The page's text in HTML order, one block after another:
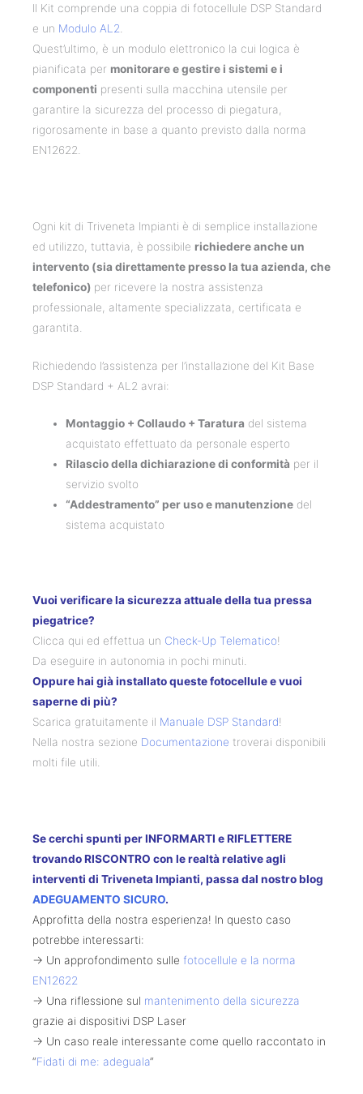
Il Kit comprende una coppia di fotocellule DSP Standard
e un Modulo AL2
Quest’ultimo, è un modulo elettronico la cui logica è
pianificata per monitorare e gestire i sistemi e i
componenti presenti sulla macchina utensile per
garantire la sicurezza del processo di piegatura,
rigorosamente in base a quanto previsto dalla norma
EN12622.
Ogni kit di Triveneta Impianti è di semplice installazione
ed utilizzo, tuttavia, è possibile richiedere anche un
intervento (sia direttamente presso la tua azienda, che
telefonico) per ricevere la nostra assistenza
professionale, altamente specializzata, certificata e
garantita.
Richiedendo l’assistenza per l’installazione del Kit Base
DSP Standard + AL2 avrai:
Montaggio + Collaudo + Taratura del sistema
acquistato effettuato da personale esperto
Rilascio della dichiarazione di conformità per il
servizio svolto
“Addestramento” per uso e manutenzione del
sistema acquistato
Vuoi verificare la sicurezza attuale della tua pressa
piegatrice?
Clicca qui ed effettua un Check-Up Telematico!
Da eseguire in autonomia in pochi minuti.
Oppure hai già installato queste fotocellule e vuoi
saperne di più?
Scarica gratuitamente il Manuale DSP Standard!
Nella nostra sezione Documentazione troverai disponibili
molti file utili.
Se cerchi spunti per INFORMARTI e RIFLETTERE
trovando RISCONTRO con le realtà relative agli
interventi di Triveneta Impianti, passa dal nostro blog
ADEGUAMENTO SICURO.
Approfitta della nostra esperienza! In questo caso
potrebbe interessarti:
-> Un approfondimento sulle fotocellule e la norma
EN12622
-> Una riflessione sul mantenimento della sicurezza
grazie ai dispositivi DSP Laser
-> Un caso reale interessante come quello raccontato in
“Fidati di me: adeguala“